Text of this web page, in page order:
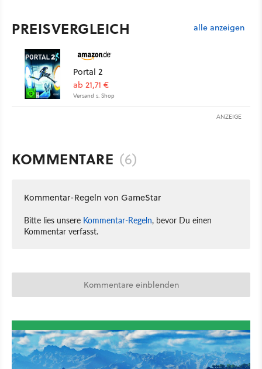
PREISVERGLEICH alle anzeigen
Portal 2
ab 21,71 €
Versand s. Shop
ANZEIGE
KOMMENTARE (6)
Kommentar-Regeln von GameStar
Bitte lies unsere Kommentar-Regeln, bevor Du einen
Kommentar verfasst.
Kommentare einblenden